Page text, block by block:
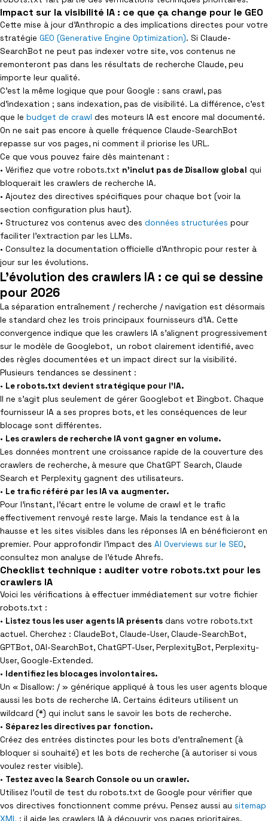
Impact sur la visibilité IA : ce que ça change pour le GEO
Cette mise à jour d’Anthropic a des implications directes pour votre
stratégie GEO (Generative Engine Optimization). Si Claude-
SearchBot ne peut pas indexer votre site, vos contenus ne
remonteront pas dans les résultats de recherche Claude, peu
importe leur qualité.
C’est la même logique que pour Google : sans crawl, pas
d’indexation ; sans indexation, pas de visibilité. La différence, c’est
que le budget de crawl des moteurs IA est encore mal documenté.
On ne sait pas encore à quelle fréquence Claude-SearchBot
repasse sur vos pages, ni comment il priorise les URL.
Ce que vous pouvez faire dès maintenant :
• Vérifiez que votre robots.txt n’inclut pas de Disallow global qui
bloquerait les crawlers de recherche IA.
• Ajoutez des directives spécifiques pour chaque bot (voir la
section configuration plus haut).
• Structurez vos contenus avec des données structurées pour
faciliter l’extraction par les LLMs.
• Consultez la documentation officielle d’Anthropic pour rester à
jour sur les évolutions.
L'évolution des crawlers IA : ce qui se dessine
pour 2026
La séparation entraînement / recherche / navigation est désormais
le standard chez les trois principaux fournisseurs d’IA. Cette
convergence indique que les crawlers IA s’alignent progressivement
sur le modèle de Googlebot, un robot clairement identifié, avec
des règles documentées et un impact direct sur la visibilité.
Plusieurs tendances se dessinent :
• Le robots.txt devient stratégique pour l’IA.
Il ne s’agit plus seulement de gérer Googlebot et Bingbot. Chaque
fournisseur IA a ses propres bots, et les conséquences de leur
blocage sont différentes.
• Les crawlers de recherche IA vont gagner en volume.
Les données montrent une croissance rapide de la couverture des
crawlers de recherche, à mesure que ChatGPT Search, Claude
Search et Perplexity gagnent des utilisateurs.
• Le trafic référé par les IA va augmenter.
Pour l’instant, l’écart entre le volume de crawl et le trafic
effectivement renvoyé reste large. Mais la tendance est à la
hausse et les sites visibles dans les réponses IA en bénéficieront en
premier. Pour approfondir l’impact des AI Overviews sur le SEO,
consultez mon analyse de l’étude Ahrefs.
Checklist technique : auditer votre robots.txt pour les
crawlers IA
Voici les vérifications à effectuer immédiatement sur votre fichier
robots.txt :
• Listez tous les user agents IA présents dans votre robots.txt
actuel. Cherchez : ClaudeBot, Claude-User, Claude-SearchBot,
GPTBot, OAI-SearchBot, ChatGPT-User, PerplexityBot, Perplexity-
User, Google-Extended.
• Identifiez les blocages involontaires.
Un « Disallow: / » générique appliqué à tous les user agents bloque
aussi les bots de recherche IA. Certains éditeurs utilisent un
wildcard (*) qui inclut sans le savoir les bots de recherche.
• Séparez les directives par fonction.
Créez des entrées distinctes pour les bots d’entraînement (à
bloquer si souhaité) et les bots de recherche (à autoriser si vous
voulez rester visible).
• Testez avec la Search Console ou un crawler.
Utilisez l’outil de test du robots.txt de Google pour vérifier que
vos directives fonctionnent comme prévu. Pensez aussi au sitemap
XML : il aide les crawlers IA à découvrir vos pages prioritaires.